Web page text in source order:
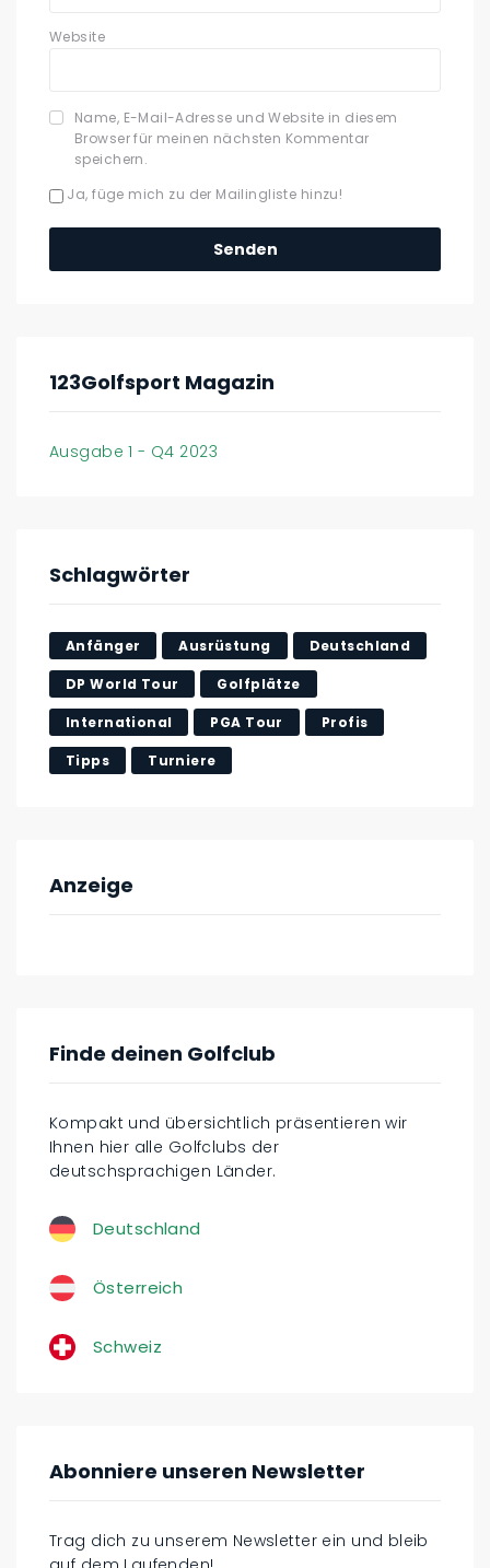
Website
Name, E-Mail-Adresse und Website in diesem
Browser für meinen nächsten Kommentar
speichern.
Ja, füge mich zu der Mailingliste hinzu!
123Golfsport Magazin
Ausgabe 1 - Q4 2023
Schlagwörter
Anfänger Ausrüstung Deutschland
DP World Tour Golfplätze
International PGA Tour Profis
Tipps Turniere
Anzeige
Finde deinen Golfclub
Kompakt und übersichtlich präsentieren wir
Ihnen hier alle Golfclubs der
deutschsprachigen Länder.
Deutschland
Österreich
Schweiz
Abonniere unseren Newsletter
Trag dich zu unserem Newsletter ein und bleib